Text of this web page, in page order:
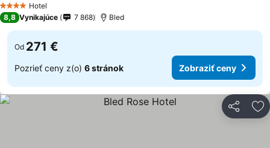
4 Počet hviezdičiek
Hotel
8,8 Vynikajúce 7 868 Bled
Od 271 €
Pozrieť ceny z(o) 6 stránok Zobraziť ceny
Zdieľať